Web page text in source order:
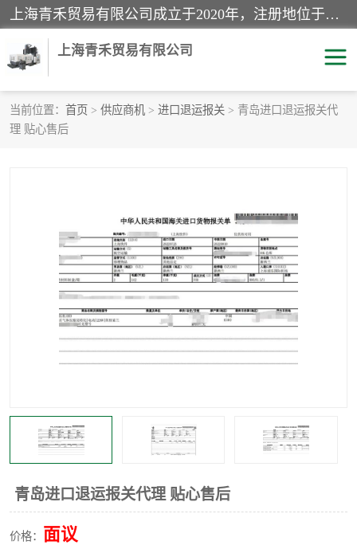
上海青禾贸易有限公司成立于2020年，注册地位于上海市宝山区。经营范围包括：机械设备、五金制品、劳防用品、电子产品、塑胶制品、家具、模具、纺织品、仪器仪表、建筑材料、装饰材料、化工产品、金属制品、机车配件等货物进出口报关、清关服务。
上海青禾贸易有限公司
当前位置： 首页 > 供应商机 > 进口退运报关 > 青岛进口退运报关代
理 贴心售后
青岛进口退运报关代理 贴心售后
价格： 面议
酒类饮料报关
进口杂货清关
家用电器报关 机床进口清关
国际灯具清关